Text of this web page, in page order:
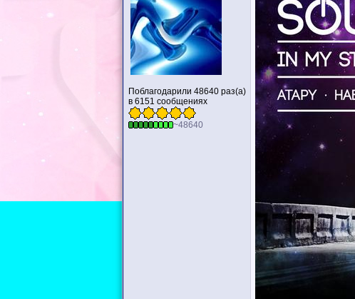
Поблагодарили 48640 раз(а)
в 6151 сообщениях
~48640